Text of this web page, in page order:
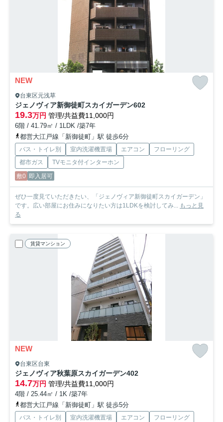
NEW
台東区元浅草
ジェノヴィア新御徒町スカイガーデン602
19.3万円 管理/共益費11,000円
6階 / 41.79㎡ / 1LDK /築7年
都営大江戸線「新御徒町」駅 徒歩6分
バス・トイレ別 室内洗濯機置場 エアコン
フローリング
都市ガス
TVモニタ付インターホン
敷0 即入居可
ぜひ一度見ていただきたい、「ジェノヴィア新御徒町スカイガーデン」
です。広い部屋にお住みになりたい方は1LDKを検討してみ... もっと見
る
賃貸マンション
NEW
台東区台東
ジェノヴィア秋葉原スカイガーデン402
14.7万円 管理/共益費11,000円
4階 / 25.44㎡ / 1K /築7年
都営大江戸線「新御徒町」駅 徒歩5分
バス・トイレ別 室内洗濯機置場 エアコン
フローリング